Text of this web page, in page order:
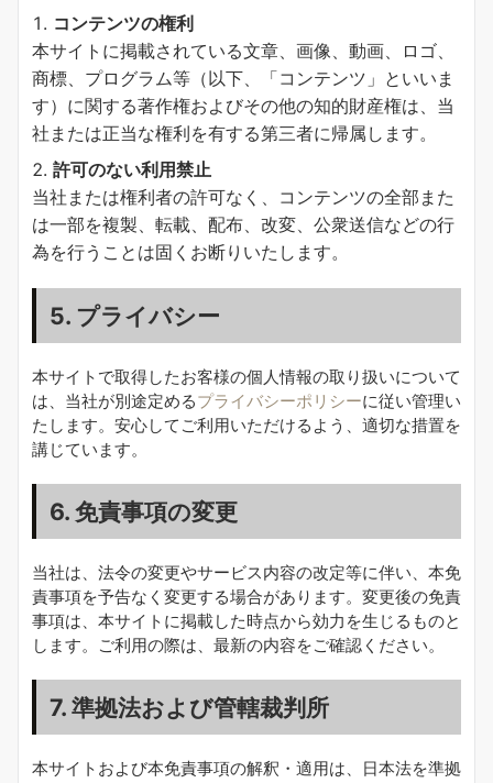
コンテンツの権利
本サイトに掲載されている文章、画像、動画、ロゴ、
商標、プログラム等（以下、「コンテンツ」といいま
す）に関する著作権およびその他の知的財産権は、当
社または正当な権利を有する第三者に帰属します。
許可のない利用禁止
当社または権利者の許可なく、コンテンツの全部また
は一部を複製、転載、配布、改変、公衆送信などの行
為を行うことは固くお断りいたします。
5. プライバシー
本サイトで取得したお客様の個人情報の取り扱いについて
は、当社が別途定めるプライバシーポリシーに従い管理い
たします。安心してご利用いただけるよう、適切な措置を
講じています。
6. 免責事項の変更
当社は、法令の変更やサービス内容の改定等に伴い、本免
責事項を予告なく変更する場合があります。変更後の免責
事項は、本サイトに掲載した時点から効力を生じるものと
します。ご利用の際は、最新の内容をご確認ください。
7. 準拠法および管轄裁判所
本サイトおよび本免責事項の解釈・適用は、日本法を準拠